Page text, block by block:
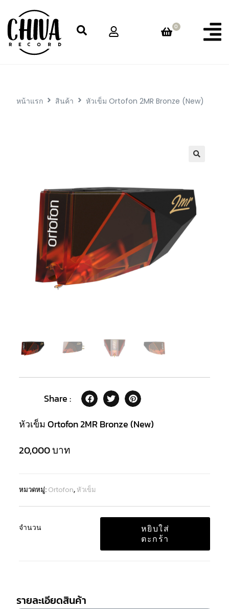
0
หน้าแรก สินค้า หัวเข็ม Ortofon 2MR Bronze (New)
Share :
หัวเข็ม Ortofon 2MR Bronze (New)
20,000บาท
หมวดหมู่: Ortofon,หัวเข็ม
จำนวน
หยิบใส่
ตะกร้า
รายละเอียดสินค้า